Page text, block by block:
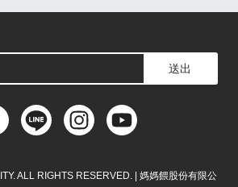
送出
ALL RIGHTS RESERVED. | 媽媽餵股份有限公